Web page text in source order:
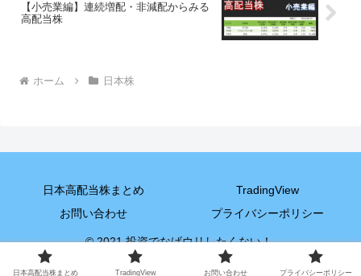
【小売業編】連続増配・非減配からみる
高配当株
ホーム 日本株
日本高配当株まとめ
TradingView
お問い合わせ
プライバシーポリシー
© 2021 投資でなげウリしたくない！.
日本高配当株まとめ TradingView お問い合わせ プライバシーポリシー